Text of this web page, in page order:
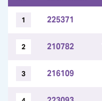
1 225371
2 210782
3 216109